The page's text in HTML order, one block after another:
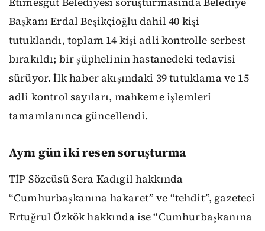
Başkanı Erdal Beşikçioğlu dahil 40 kişi
tutuklandı, toplam 14 kişi adli kontrolle serbest
bırakıldı; bir şüphelinin hastanedeki tedavisi
sürüyor. İlk haber akışındaki 39 tutuklama ve 15
adli kontrol sayıları, mahkeme işlemleri
tamamlanınca güncellendi.
Aynı gün iki resen soruşturma
TİP Sözcüsü Sera Kadıgil hakkında
“Cumhurbaşkanına hakaret” ve “tehdit”, gazeteci
Ertuğrul Özkök hakkında ise “Cumhurbaşkanına